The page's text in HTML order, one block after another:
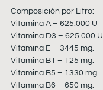
Composición por Litro:
Vitamina A – 625.000 U
Vitamina D3 – 625.000 U
Vitamina E – 3445 mg.
Vitamina B1 – 125 mg.
Vitamina B5 – 1330 mg.
Vitamina B6 – 650 mg.